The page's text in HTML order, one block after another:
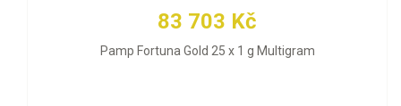
83 703 Kč
Pamp Fortuna Gold 25 x 1 g Multigram